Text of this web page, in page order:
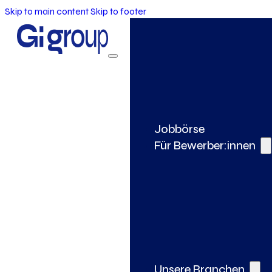
Skip to main contentSkip to footer
Jobbörse
Für Bewerber:innen